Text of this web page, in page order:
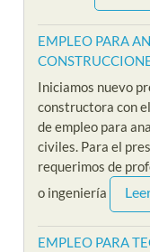
EMPLEO PARA
Iniciamos nuevo
constructora con
de empleo para
civiles. Para el
requerimos de
o ingeniería
EMPLEO PARA